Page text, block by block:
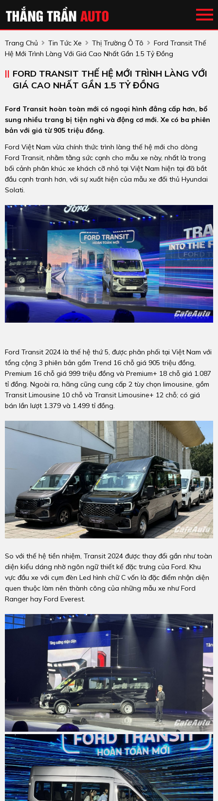
Trang Chủ Tin Tức Xe Thị Trường Ô Tô
Ford Transit Thế
Hệ Mới Trình Làng Với Giá Cao Nhất Gần 1.5 Tỷ Đồng
FORD TRANSIT THẾ HỆ MỚI TRÌNH LÀNG VỚI
GIÁ CAO NHẤT GẦN 1.5 TỶ ĐỒNG
Ford Transit hoàn toàn mới có ngoại hình đẳng cấp hơn, bổ
sung nhiều trang bị tiện nghi và động cơ mới. Xe có ba phiên
bản với giá từ 905 triệu đồng.
Ford Việt Nam vừa chính thức trình làng thế hệ mới cho dòng
Ford Transit, nhằm tằng sức cạnh cho mẫu xe này, nhất là trong
bối cảnh phân khúc xe khách cỡ nhỏ tại Việt Nam hiện tại đã bắt
đầu cạnh tranh hơn, với sự xuất hiện của mẫu xe đối thủ Hyundai
Solati.
Ford Transit 2024 là thế hệ thứ 5, được phân phối tại Việt Nam với
tổng cộng 3 phiên bản gồm Trend 16 chỗ giá 905 triệu đồng,
Premium 16 chỗ giá 999 triệu đồng và Premium+ 18 chỗ giá 1.087
tỉ đồng. Ngoài ra, hãng cũng cung cấp 2 tùy chọn limousine, gồm
Transit Limousine 10 chỗ và Transit Limousine+ 12 chỗ; có giá
bán lần lượt 1.379 và 1.499 tỉ đồng.
So với thế hệ tiền nhiệm, Transit 2024 được thay đổi gần như toàn
diện kiểu dáng nhờ ngôn ngữ thiết kế đặc trưng của Ford. Khu
vực đầu xe với cụm đèn Led hình chữ C vốn là đặc điểm nhận diện
quen thuộc làm nên thành công của những mẫu xe như Ford
Ranger hay Ford Everest.